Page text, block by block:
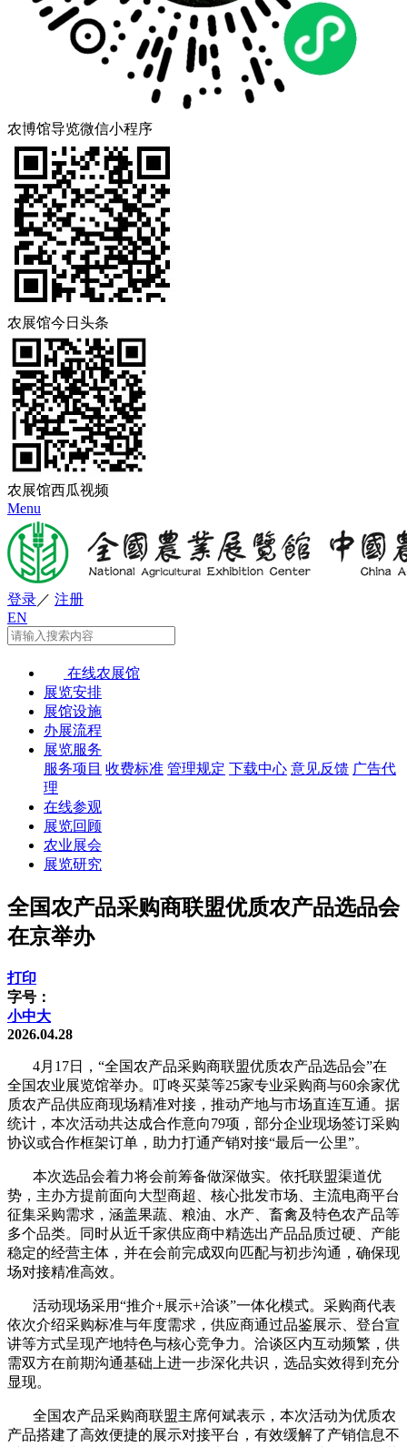
农博馆导览微信小程序
农展馆今日头条
农展馆西瓜视频
Menu
登录／ 注册
EN
在线农展馆
展览安排
展馆设施
办展流程
展览服务
服务项目 收费标准 管理规定 下载中心 意见反馈 广告代
理
在线参观
展览回顾
农业展会
展览研究
全国农产品采购商联盟优质农产品选品会
在京举办
打印
字号：
小中大
2026.04.28
4月17日，“全国农产品采购商联盟优质农产品选品会”在
全国农业展览馆举办。叮咚买菜等25家专业采购商与60余家优
质农产品供应商现场精准对接，推动产地与市场直连互通。据
统计，本次活动共达成合作意向79项，部分企业现场签订采购
协议或合作框架订单，助力打通产销对接“最后一公里”。
本次选品会着力将会前筹备做深做实。依托联盟渠道优
势，主办方提前面向大型商超、核心批发市场、主流电商平台
征集采购需求，涵盖果蔬、粮油、水产、畜禽及特色农产品等
多个品类。同时从近千家供应商中精选出产品品质过硬、产能
稳定的经营主体，并在会前完成双向匹配与初步沟通，确保现
场对接精准高效。
活动现场采用“推介+展示+洽谈”一体化模式。采购商代表
依次介绍采购标准与年度需求，供应商通过品鉴展示、登台宣
讲等方式呈现产地特色与核心竞争力。洽谈区内互动频繁，供
需双方在前期沟通基础上进一步深化共识，选品实效得到充分
显现。
全国农产品采购商联盟主席何斌表示，本次活动为优质农
产品搭建了高效便捷的展示对接平台，有效缓解了产销信息不